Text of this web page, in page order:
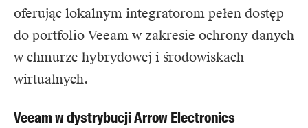
oferując lokalnym integratorom pełen dostęp
do portfolio Veeam w zakresie ochrony danych
w chmurze hybrydowej i środowiskach
wirtualnych.
Veeam w dystrybucji Arrow Electronics